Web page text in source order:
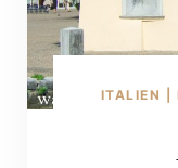
ITALIEN |